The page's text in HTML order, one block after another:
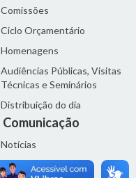
Comissões
Ciclo Orçamentário
Homenagens
Audiências Públicas, Visitas
Técnicas e Seminários
Distribuição do dia
Comunicação
Notícias
Sala de Imprensa